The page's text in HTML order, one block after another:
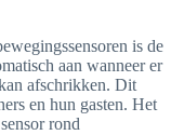
is de
aan wanneer er
afschrikken. Dit
en hun gasten. Het
rond